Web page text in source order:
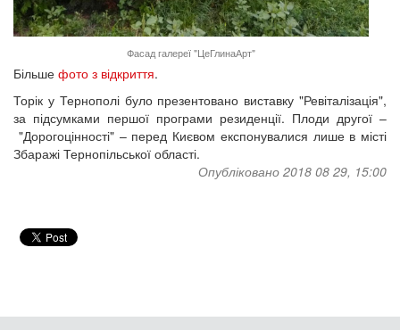
Фасад галереї "ЦеГлинаАрт"
Більше фото з відкриття.
Торік у Тернополі було презентовано виставку "Ревіталізація",
за підсумками першої програми резиденції. Плоди другої –
"Дорогоцінності" – перед Києвом експонувалися лише в місті
Збаражі Тернопільської області.
Опубліковано 2018 08 29, 15:00